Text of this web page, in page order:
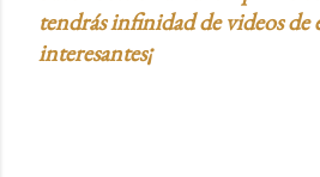
tendrás infinidad de videos
interesantes¡